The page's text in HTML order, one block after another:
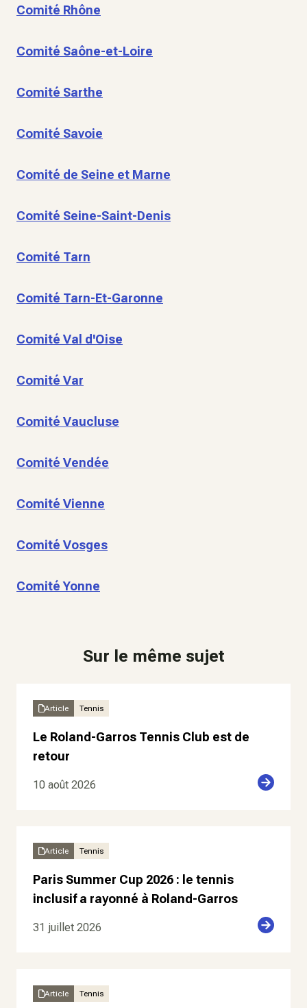
Comité Rhône
Comité Saône-et-Loire
Comité Sarthe
Comité Savoie
Comité de Seine et Marne
Comité Seine-Saint-Denis
Comité Tarn
Comité Tarn-Et-Garonne
Comité Val d'Oise
Comité Var
Comité Vaucluse
Comité Vendée
Comité Vienne
Comité Vosges
Comité Yonne
Sur le même sujet
Article Tennis
Le Roland-Garros Tennis Club est de
retour
10 août 2026
Article Tennis
Paris Summer Cup 2026 : le tennis
inclusif a rayonné à Roland-Garros
31 juillet 2026
Article Tennis